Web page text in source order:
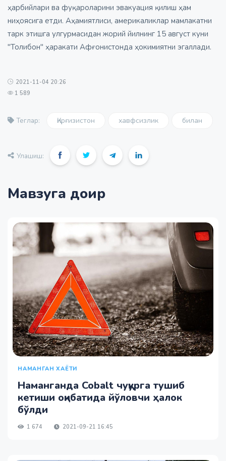
ҳарбийлари ва фуқароларини эвакуация қилиш ҳам
ниҳоясига етди. Аҳамиятлиси, америкаликлар мамлакатни
тарк этишга улгурмасидан жорий йилнинг 15 август куни
"Толибон" ҳаракати Афғонистонда ҳокимиятни эгаллади.
2021-11-04 20:26
1 589
Теглар: Қирғизистон хавфсизлик билан
Улашиш:
Мавзуга доир
НАМАНГАН ХАЁТИ
Наманганда Cobalt чуқурга тушиб
кетиши оқибатида йўловчи ҳалок
бўлди
1 674 2021-09-21 16:45